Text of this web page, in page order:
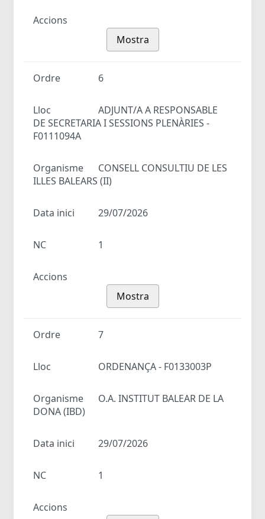
Accions
Mostra
Ordre 6
Lloc
ADJUNT/A A RESPONSABLE
DE SECRETARIA I SESSIONS PLENÀRIES -
F0111094A
Organisme
CONSELL CONSULTIU DE LES
ILLES BALEARS (II)
Data inici 29/07/2026
NC 1
Accions
Mostra
Ordre 7
Lloc ORDENANÇA - F0133003P
Organisme
O.A. INSTITUT BALEAR DE LA
DONA (IBD)
Data inici 29/07/2026
NC 1
Accions